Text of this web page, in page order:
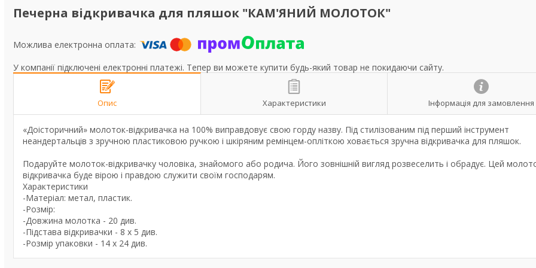
Печерна відкривачка для пляшок "КАМ'ЯНИЙ МОЛОТОК"
У компанії підключені електронні платежі. Тепер ви можете купити будь-який товар не покидаючи сайту.
Опис Характеристики Інформація для замовлення
«Доісторичний» молоток-відкривачка на 100% виправдовує свою горду назву. Під стилізованим під перший інструмент
неандертальців з зручною пластиковою ручкою і шкіряним ремінцем-опліткою ховається зручна відкривачка для пляшок.
Подаруйте молоток-відкривачку чоловіка, знайомого або родича. Його зовнішній вигляд розвеселить і обрадує. Цей
відкривачка буде вірою і правдою служити своїм господарям.
Характеристики
-Матеріал: метал, пластик.
-Розмір:
-Довжина молотка - 20 див.
-Підстава відкривачки - 8 х 5 див.
-Розмір упаковки - 14 х 24 див.